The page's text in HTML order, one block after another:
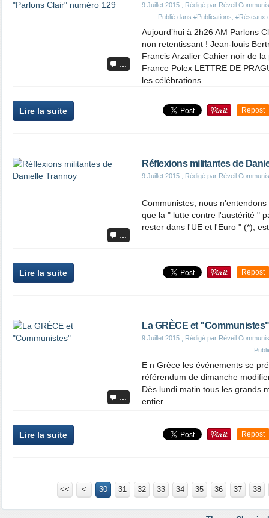
…
9 Juillet 2015 , Rédigé par Réveil
Publié dans #Publications #Réseaux
Aujourd’hui à 2h26 AM Parlons
non retentissant ! Jean-louis
Francis Arzalier Cahier noir de
France Polex LETTRE DE
les célébrations...
Lire la suite Repost
…
Réflexions militantes de
9 Juillet 2015 , Rédigé par Réveil
Communistes, nous
que la " lutte contre l'austérité "
rester dans l'UE et l'Euro " (*),
Lire la suite Repost
…
La GRÈCE et "Communistes"
9 Juillet 2015 , Rédigé par Réveil
E n Grèce les événements se
référendum de dimanche
Dès lundi matin tous les grands
entier ...
Lire la suite Repost
<< < 10
20
30 31 32 33 34 35 36 37 38